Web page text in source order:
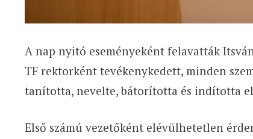
A nap nyitó eseményeként felavatták
TF rektorként tevékenykedett, minden
tanította, nevelte, bátorította és indította
Első számú vezetőként elévülhetetlen